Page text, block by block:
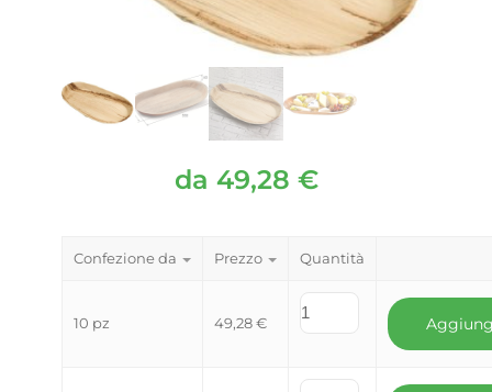
da 49,28 €
Confezione da Prezzo Quantità
10 pz 49,28€